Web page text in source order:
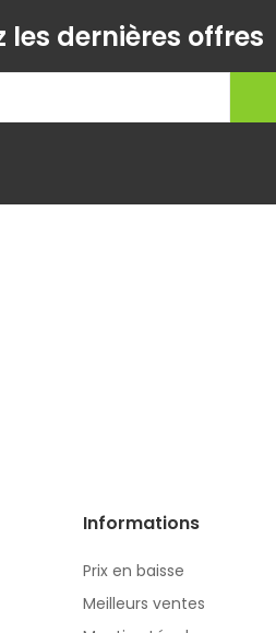
les dernières offres
Informations
Prix en baisse
Meilleurs ventes